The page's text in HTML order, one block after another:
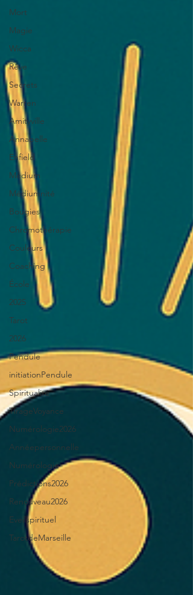
Mort
Magie
Wicca
Rêve
Secrets
Warren
Amityville
Annabelle
Enfield
Médium
Médiumnité
Bougies
Chromothérapie
Couleurs
Coaching
École
2025
Tarot
2026
Pendule
initiationPendule
Spiritualité
TirageVoyance
Numérologie2026
Annéepersonnelle
Numérologie
Prédictions2026
Renouveau2026
Eveilspirituel
TarotdeMarseille